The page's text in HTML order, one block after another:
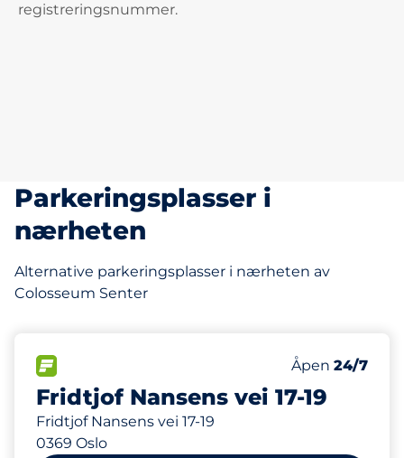
registreringsnummer.
Parkeringsplasser i
nærheten
Alternative parkeringsplasser i nærheten av
Colosseum Senter
Fridtjof Nansens vei 17-19
Fridtjof Nansens vei 17-19
0369 Oslo
Antall
12
Torsdag&nbsp
Åpen 24/7
109 m